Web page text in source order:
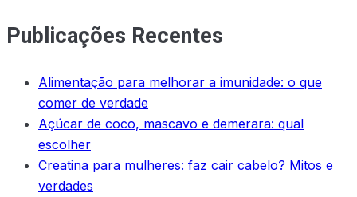
Publicações Recentes
Alimentação para melhorar a imunidade: o que
comer de verdade
Açúcar de coco, mascavo e demerara: qual
escolher
Creatina para mulheres: faz cair cabelo? Mitos e
verdades